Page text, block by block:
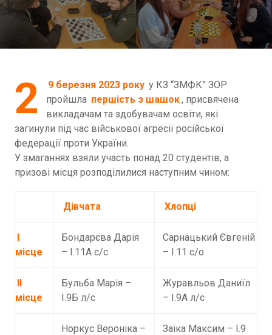
2 9 березня 2023 року у КЗ “ЗМФК” ЗОР
пройшла першість з шашок, присвячена
викладачам та здобувачам освіти, які
загинули під час військової агресії російської
федерації проти України.
У змаганнях взяли участь понад 20 студентів, а
призові місця розподілилися наступним чином:
Дівчата Хлопці
І
місце
Бондарєва Дарія
– І.11А с/с
Сарнацький Євгеній
– І.11 с/о
ІІ
місце
Бульба Марія –
І.9Б л/с
Журавльов Даниїл
– І.9А л/с
Норкус Вероніка –
Заіка Максим – І.9